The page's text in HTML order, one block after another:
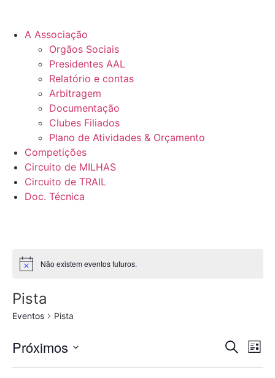
A Associação
Orgãos Sociais
Presidentes AAL
Relatório e contas
Arbitragem
Documentação
Clubes Filiados
Plano de Atividades & Orçamento
Competições
Circuito de MILHAS
Circuito de TRAIL
Doc. Técnica
Não existem eventos futuros.
Pista
Eventos Pista
Pesquisar
Lista
Próximos
data